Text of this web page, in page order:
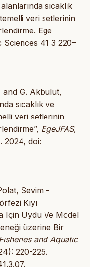
sıcaklık
veri setlerinin
Ege
41 3 220–
and G. Akbulut,
sıcaklık ve
veri setlerinin
EgeJFAS,
2024, doi:
Sevim -
Kıyı
Için Uydu Ve Model
üzerine Bir
and Aquatic
220-225.
.